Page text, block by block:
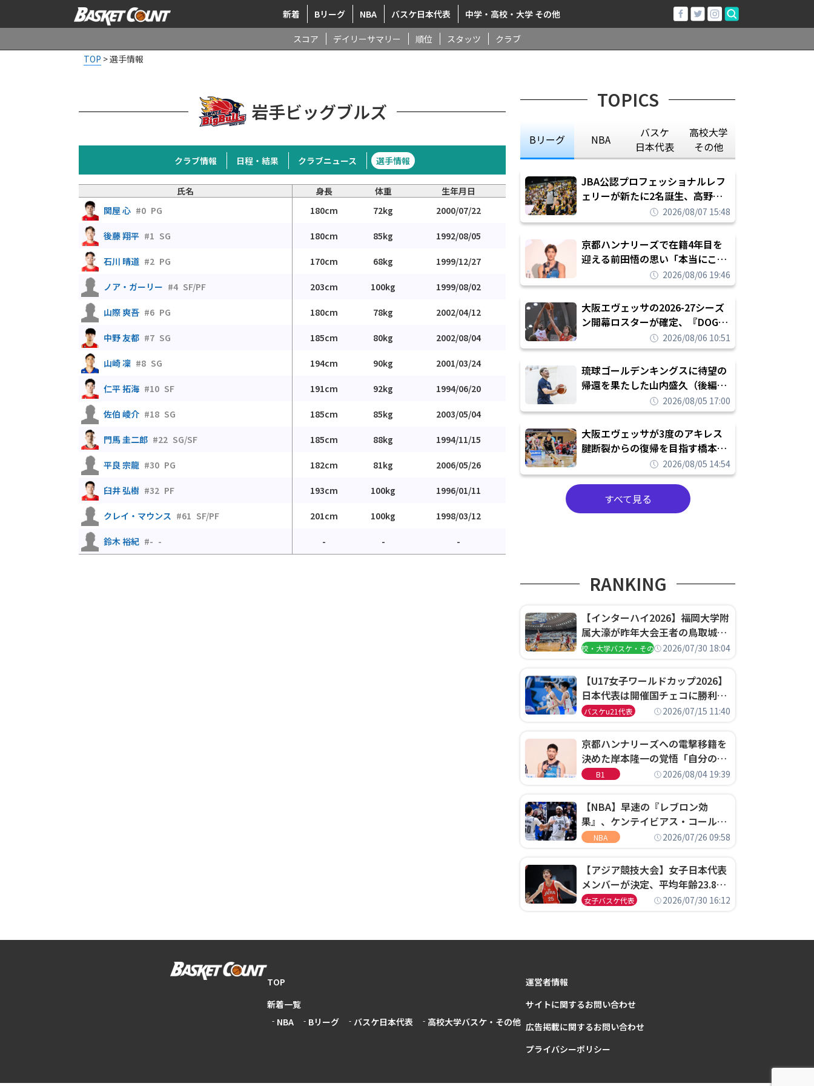
新着 Bリーグ NBA バスケ日本代表 中学・高校・大学 その他
スコア デイリーサマリー 順位 スタッツ
クラブ
TOP >選手情報
岩手ビッグブルズ
クラブ情報 日程・結果 クラブニュース 選手情報
氏名 身長 体重
生年月日
関屋 心 #0 PG 180cm 72kg 2000/07/22
後藤 翔平 #1 SG 180cm 85kg 1992/08/05
石川 晴道 #2 PG 170cm 68kg 1999/12/27
ノア・ガーリー #4 SF/PF 203cm 100kg 1999/08/02
山際 爽吾 #6 PG 180cm 78kg 2002/04/12
中野 友都 #7 SG 185cm 80kg 2002/08/04
山崎 凜 #8 SG 194cm 90kg 2001/03/24
仁平 拓海 #10 SF 191cm 92kg 1994/06/20
佐伯 崚介 #18 SG 185cm 85kg 2003/05/04
門馬 圭二郎 #22 SG/SF 185cm 88kg 1994/11/15
平良 宗龍 #30 PG 182cm 81kg 2006/05/26
臼井 弘樹 #32 PF 193cm 100kg 1996/01/11
クレイ・マウンス #61 SF/PF 201cm 100kg 1998/03/12
鈴木 裕紀 #- - - - -
TOPICS
Bリーグ NBA
バスケ
日本代表
高校大学
その他
JBA公認プロフェッショナルレフ
ェリーが新たに2名誕生、高野晃
平は16年間続けた会社員生活に別
れを告げてプロ転向を決断
2026/08/07 15:48
京都ハンナリーズで在籍4年目を
迎える前田悟の思い「本当にこの
チームで勝ちたい、負けたまま舐
められたまま終わりたくない」
2026/08/06 19:46
大阪エヴェッサの2026-27シーズ
ン開幕ロスターが確定、『DOG
FIGHT』のチームカルチャーを推
し進めて結果を求めるシーズンへ
2026/08/06 10:51
琉球ゴールデンキングスに待望の
帰還を果たした山内盛久（後編）
「1人のウチナーンチュとしてみ
んなが誇りに思えるチームにして
いく」
2026/08/05 17:00
大阪エヴェッサが3度のアキレス
腱断裂からの復帰を目指す橋本拓
哉と契約を締結「もう一度コート
に立ちたい」
2026/08/05 14:54
すべて見る
RANKING
【インターハイ2026】福岡大学附
属大濠が昨年大会王者の鳥取城北
を撃破、大阪薫英女学院は岐阜女
高校・大学バスケ・その他2026/07/30 18:04
【U17女子ワールドカップ2026】
日本代表は開催国チェコに勝利し
て予選グループ3連勝で首位通
決定
バスケu21代表 2026/07/15 11:40
京都ハンナリーズへの電撃移籍を
決めた岸本隆一の覚悟「自分のエ
ゴというちっぽけなことのため
B1 2026/08/04 19:39
【NBA】早速の『レブロン効
果』、ケンテイビアス・コールド
ウェル・ポープがセブンティシク
NBA 2026/07/26 09:58
【アジア競技大会】女子日本代表
メンバーが決定、平均年齢23.8歳
のフレッシュなメンバーが日本開
女子バスケ代表 2026/07/30 16:12
TOP
新着一覧
NBA
Bリーグ バスケ日本代表 高校大学バスケ・その他
運営者情報
サイトに関するお問い合わせ
広告掲載に関するお問い合わせ
プライバシーポリシー